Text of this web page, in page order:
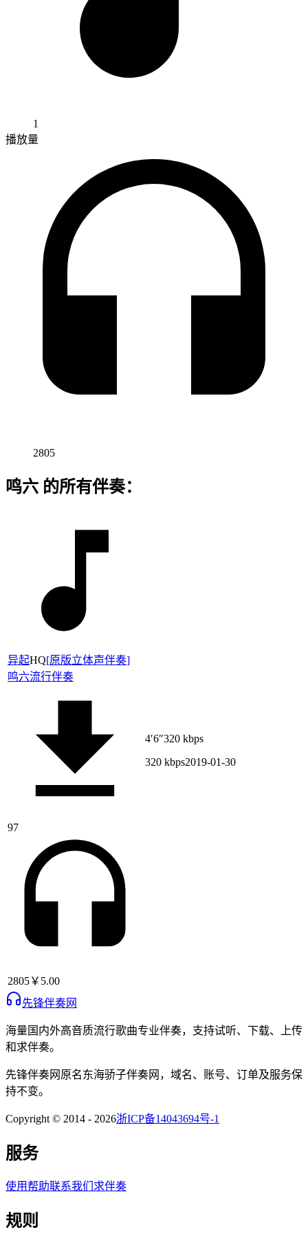
1
播放量
2805
鸣六 的所有伴奏：
异起HQ[原版立体声伴奏]
鸣六流行伴奏
97
2805￥5.00
4′6″320 kbps
320 kbps2019-01-30
先锋伴奏网
海量国内外高音质流行歌曲专业伴奏，支持试听、下载、上传
和求伴奏。
先锋伴奏网 原名东海骄子伴奏网 ，域名、账号、订单及服务保
持不变。
Copyright © 2014 - 2026浙ICP备14043694号-1
服务
使用帮助联系我们 求伴奏
规则